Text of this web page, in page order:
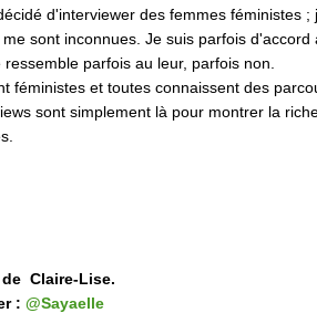
d'interviewer des femmes féministes ;
sont inconnues. Je suis parfois
ressemble parfois au leur, parfois non.
féministes et toutes connaissent des
sont simplement là pour montrer la
Claire-Lise.
: @Sayaelle